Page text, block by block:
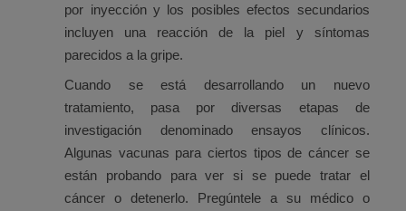
por inyección y los posibles efectos secundarios
incluyen una reacción de la piel y síntomas
parecidos a la gripe.
Cuando se está desarrollando un nuevo
tratamiento, pasa por diversas etapas de
investigación denominado ensayos clínicos.
Algunas vacunas para ciertos tipos de cáncer se
están probando para ver si se puede tratar el
cáncer o detenerlo. Pregúntele a su médico o